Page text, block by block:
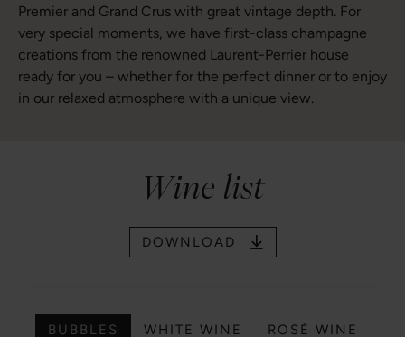
Premier and Grand Crus with great vintage depth. For
very special moments, we have first-class champagne
creations from the renowned Laurent-Perrier house
ready for you – whether for the perfect dinner or to enjoy
in our relaxed atmosphere with a unique view.
Wine list
DOWNLOAD
BUBBLES WHITE WINE
ROSÉ WINE